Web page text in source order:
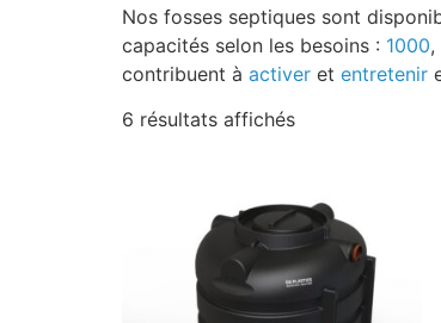
Nos fosses septiques sont
capacités selon les besoins : 1000,
contribuent à activer et entretenir
6 résultats affichés